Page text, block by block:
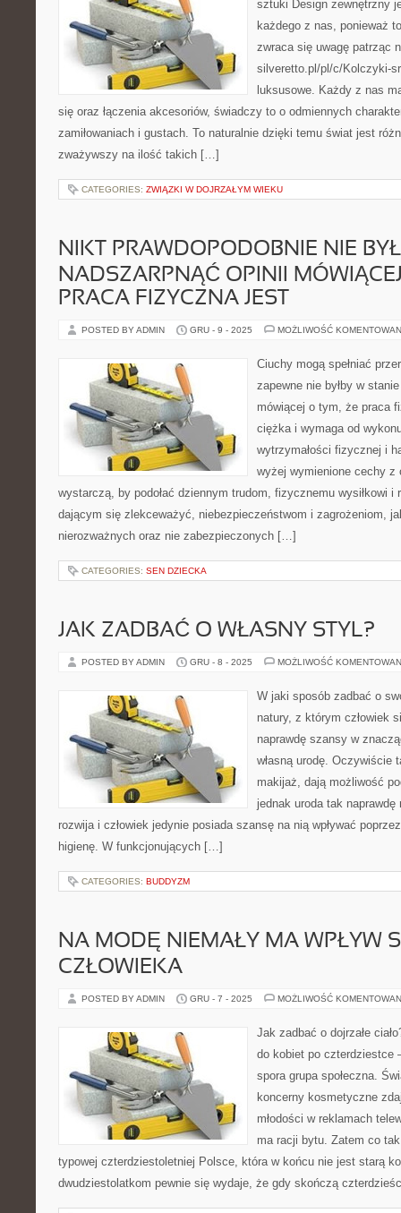
sztuki Design zewnętrzny
każdego z nas, ponieważ
zwraca się uwagę patrząc
silveretto.pl/pl/c/Kolczyki-
luksusowe. Każdy z nas
się oraz łączenia akcesoriów, świadczy to o odmiennych
zamiłowaniach i gustach. To naturalnie dzięki temu świat jest
zważywszy na ilość takich […]
CATEGORIES: ZWIĄZKI W DOJRZAŁYM WIEKU
NIKT PRAWDOPODOBNIE NIE
NADSZARPNĄĆ OPINII
PRACA FIZYCZNA JEST
POSTED BY ADMIN GRU - 9 - 2025 MOŻLIWOŚĆ
Ciuchy mogą spełniać
zapewne nie byłby w
mówiącej o tym, że praca
ciężka i wymaga od
wytrzymałości fizycznej i
wyżej wymienione cechy z
wystarczą, by podołać dziennym trudom, fizycznemu wysiłkowi i
dającym się zlekceważyć, niebezpieczeństwom i zagrożeniom,
nierozważnych oraz nie zabezpieczonych […]
CATEGORIES: SEN DZIECKA
JAK ZADBAĆ O WŁASNY STYL?
POSTED BY ADMIN GRU - 8 - 2025 MOŻLIWOŚĆ
W jaki sposób zadbać o
natury, z którym człowiek
naprawdę szansy w
własną urodę. Oczywiście
makijaż, dają możliwość
jednak uroda tak
rozwija i człowiek jedynie posiada szansę na nią wpływać
higienę. W funkcjonujących […]
CATEGORIES: BUDDYZM
NA MODĘ NIEMAŁY MA WPŁYW
CZŁOWIEKA
POSTED BY ADMIN GRU - 7 - 2025 MOŻLIWOŚĆ
Jak zadbać o dojrzałe
do kobiet po czterdziestce
spora grupa społeczna.
koncerny kosmetyczne
młodości w reklamach
ma racji bytu. Zatem co
typowej czterdziestoletniej Polsce, która w końcu nie jest starą
dwudziestolatkom pewnie się wydaje, że gdy skończą